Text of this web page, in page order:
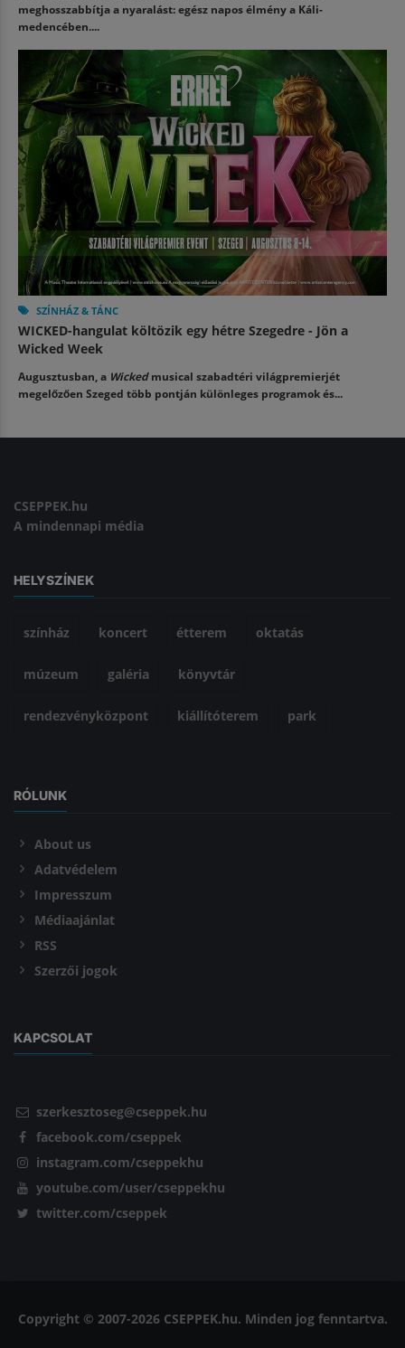
meghosszabbítja a nyaralást: egész napos élmény a Káli-
medencében....
SZÍNHÁZ & TÁNC
WICKED-hangulat költözik egy hétre Szegedre - Jön a
Wicked Week
Augusztusban, a Wickedmusical szabadtéri világpremierjét
megelőzően Szeged több pontján különleges programok és...
CSEPPEK.hu
A mindennapi média
HELYSZÍNEK
színház koncert étterem oktatás
múzeum galéria könyvtár
rendezvényközpont kiállítóterem park
RÓLUNK
About us
Adatvédelem
Impresszum
Médiaajánlat
RSS
Szerzői jogok
KAPCSOLAT
szerkesztoseg@cseppek.hu
facebook.com/cseppek
instagram.com/cseppekhu
youtube.com/user/cseppekhu
twitter.com/cseppek
Copyright © 2007-2026 CSEPPEK.hu. Minden jog fenntartva.